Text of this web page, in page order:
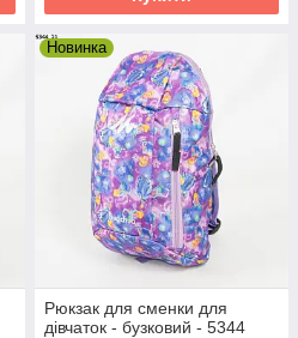
Новинка
Рюкзак для сменки для
дівчаток - бузковий - 5344